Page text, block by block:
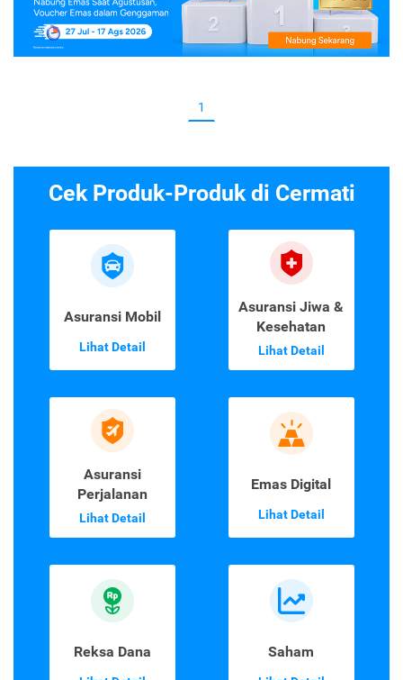
1
Cek Produk-Produk di Cermati
Asuransi Mobil
Lihat Detail
Asuransi Jiwa &
Kesehatan
Lihat Detail
Asuransi
Perjalanan
Lihat Detail
Emas Digital
Lihat Detail
Reksa Dana Saham